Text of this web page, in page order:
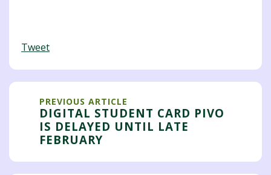
Tweet
PREVIOUS ARTICLE
DIGITAL STUDENT CARD PIVO
IS DELAYED UNTIL LATE
FEBRUARY